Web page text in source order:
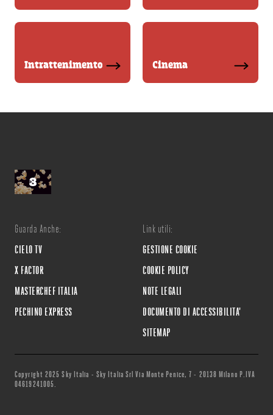
Intrattenimento Cinema
Guarda Anche:
CIELO TV
X FACTOR
MASTERCHEF ITALIA
PECHINO EXPRESS
Link utili:
GESTIONE COOKIE
COOKIE POLICY
NOTE LEGALI
DOCUMENTO DI ACCESSIBILITA'
SITEMAP
Copyright 2025 Sky Italia - Sky Italia Srl Via Monte Penice, 7 - 20138 Milano P.IVA
04619241005.